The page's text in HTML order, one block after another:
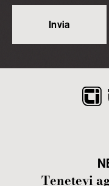
Tenetevi